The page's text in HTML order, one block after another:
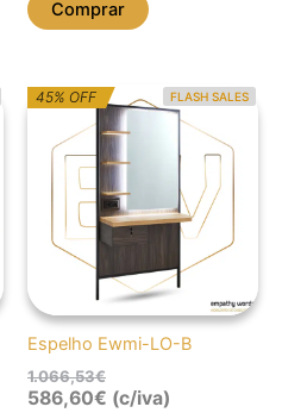
Comprar
FLASH SALES
45% OFF
Espelho Ewmi-LO-B
1.066,53€
O
preço
original
1.066,53€.
O
preço
atual
586,60€.
586,60€ (c/iva)